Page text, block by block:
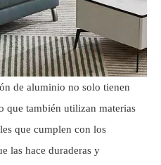
de aluminio no solo tienen
que también utilizan materias
que cumplen con los
las hace duraderas y